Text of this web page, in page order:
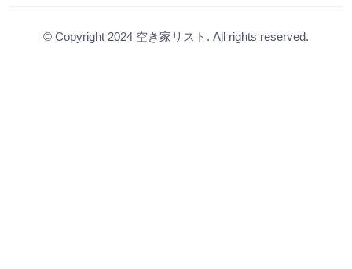
© Copyright 2024 空き家リスト. All rights reserved.